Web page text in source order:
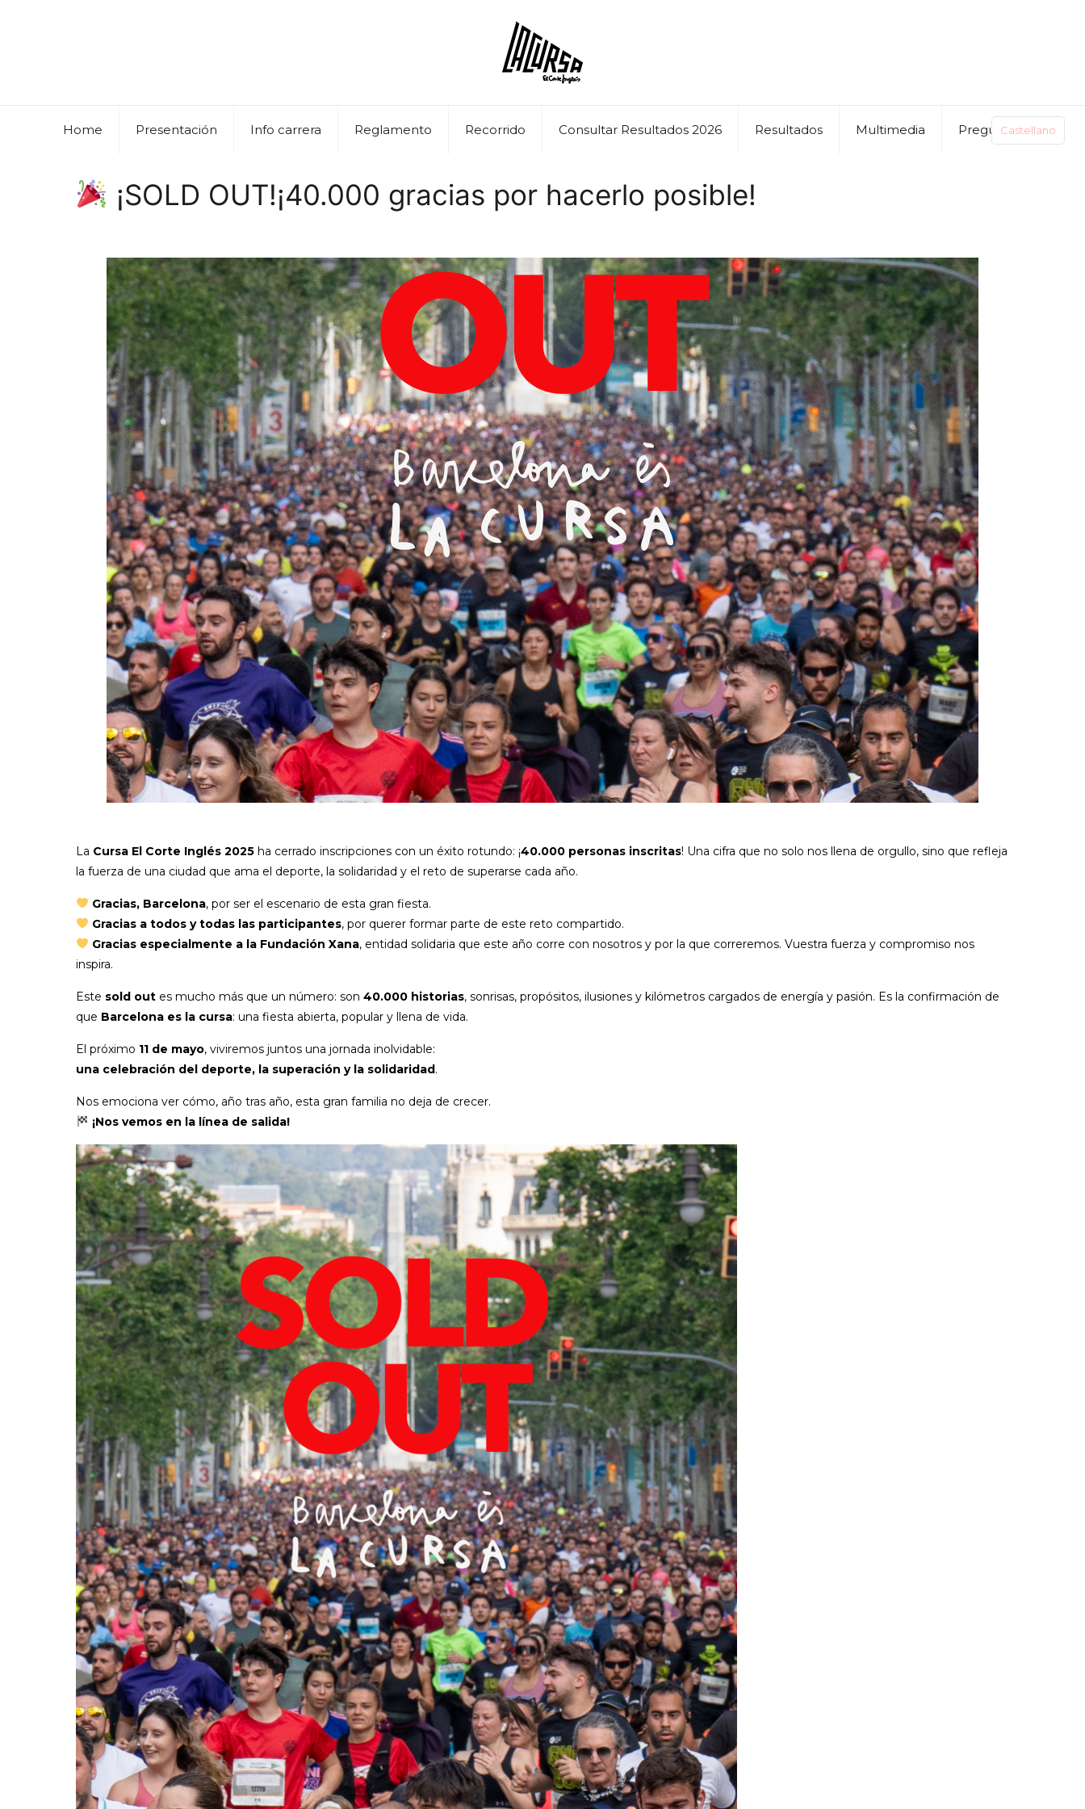
Home Presentación Info carrera Reglamento Recorrido Consultar Resultados 2026 Resultados Multimedia PreguntasCastellano
¡SOLD OUT!¡40.000 gracias por hacerlo posible!
La Cursa El Corte Inglés 2025ha cerrado inscripciones con un éxito rotundo: ¡40.000 personas inscritas! Una cifra que no solo nos llena de orgullo, sino que refleja
la fuerza de una ciudad que ama el deporte, la solidaridad y el reto de superarse cada año.
Gracias, Barcelona, por ser el escenario de esta gran fiesta.
Gracias a todos y todas las participantes, por querer formar parte de este reto compartido.
Gracias especialmente a la Fundación Xana, entidad solidaria que este año corre con nosotros y por la que correremos. Vuestra fuerza y compromiso nos
inspira.
Este sold outes mucho más que un número: son 40.000 historias, sonrisas, propósitos, ilusiones y kilómetros cargados de energía y pasión. Es la confirmación de
que Barcelona es la cursa: una fiesta abierta, popular y llena de vida.
El próximo 11 de mayo, viviremos juntos una jornada inolvidable:
una celebración del deporte, la superación y la solidaridad.
Nos emociona ver cómo, año tras año, esta gran familia no deja de crecer.
¡Nos vemos en la línea de salida!